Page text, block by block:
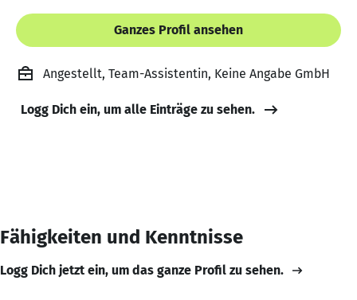
Ganzes Profil ansehen
Angestellt, Team-Assistentin, Keine Angabe GmbH
Logg Dich ein, um alle Einträge zu sehen.
Fähigkeiten und Kenntnisse
Logg Dich jetzt ein, um das ganze Profil zu sehen.